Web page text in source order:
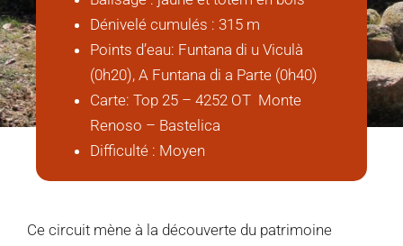
Dénivelé cumulés : 315 m
Points d’eau: Funtana di u Viculà
(0h20), A Funtana di a Parte (0h40)
Carte: Top 25 – 4252 OT Monte
Renoso – Bastelica
Difficulté : Moyen
Ce circuit mène à la découverte du patrimoine